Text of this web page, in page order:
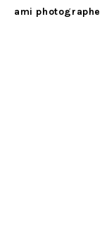
ami photographe